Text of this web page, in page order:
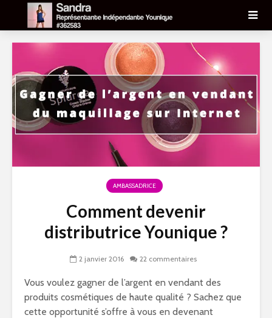
AMBASSADRICE
Comment devenir
distributrice Younique ?
2 janvier 2016 22 commentaires
Vous voulez gagner de l’argent en vendant des
produits cosmétiques de haute qualité ? Sachez que
cette opportunité s’offre à vous en devenant